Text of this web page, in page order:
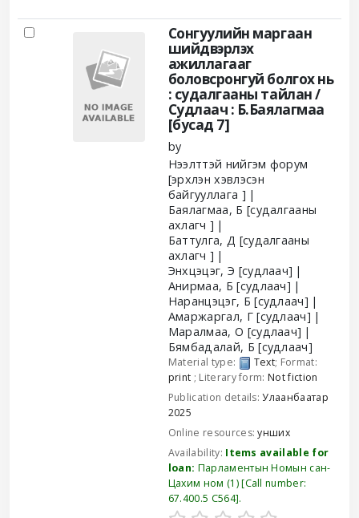
Сонгуулийн маргаан
шийдвэрлэх
ажиллагааг
боловсронгуй болгох нь
: судалгааны тайлан /
Судлаач : Б.Баялагмаа
[бусад 7]
by
Нээлттэй нийгэм форум
[эрхлэн хэвлэсэн
байгууллага ]
Баялагмаа, Б [судалгааны
ахлагч ]
Баттулга, Д [судалгааны
ахлагч ]
Энхцэцэг, Э [судлаач]
Анирмаа, Б [судлаач]
Наранцэцэг, Б [судлаач]
Амаржаргал, Г[судлаач]
Маралмаа, О [судлаач]
Бямбадалай, Б [судлаач]
Material type: Text; Format:
print ; Literary form:Not fiction
Publication details:Улаанбаатар
2025
Online resources:унших
Availability: Items available for
loan: Парламентын Номын сан-
Цахим ном (1) Call number:
67.400.5 С564 .